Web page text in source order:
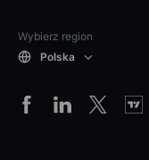
Wybierz region
Polska